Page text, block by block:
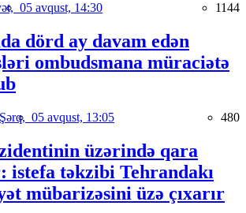
05 avqust, 14:30 1144
dörd ay davam edən
ombudsmana müraciətə
05 avqust, 13:05 480
üzərində qara
istefa təkzibi Tehrandakı
mübarizəsini üzə çıxarır